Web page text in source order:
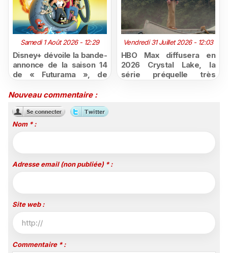
Samedi 1 Août 2026 - 12:29
Disney+ dévoile la bande-
annonce de la saison 14
de « Futurama », de
Vendredi 31 Juillet 2026 - 12:03
HBO Max diffusera en
2026 Crystal Lake, la
série préquelle très
Nouveau commentaire :
Nom * :
Adresse email (non publiée) * :
Site web :
Commentaire * :